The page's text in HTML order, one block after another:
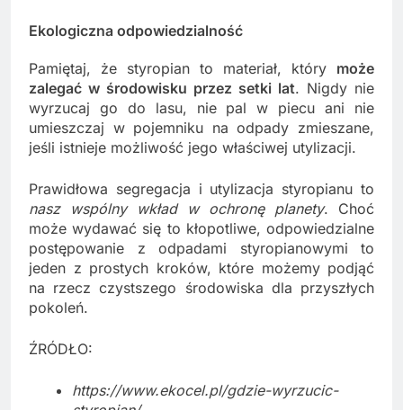
Ekologiczna odpowiedzialność
Pamiętaj, że styropian to materiał, który może
zalegać w środowisku przez setki lat. Nigdy nie
wyrzucaj go do lasu, nie pal w piecu ani nie
umieszczaj w pojemniku na odpady zmieszane,
jeśli istnieje możliwość jego właściwej utylizacji.
Prawidłowa segregacja i utylizacja styropianu to
nasz wspólny wkład w ochronę planety. Choć
może wydawać się to kłopotliwe, odpowiedzialne
postępowanie z odpadami styropianowymi to
jeden z prostych kroków, które możemy podjąć
na rzecz czystszego środowiska dla przyszłych
pokoleń.
ŹRÓDŁO:
https://www.ekocel.pl/gdzie-wyrzucic-